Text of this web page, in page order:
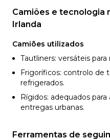
Camiões e tecnologia
Irlanda
Camiões utilizados
Tautliners: versáteis
Frigoríficos: controlo de
refrigerados.
Rígidos: adequados
entregas urbanas.
Ferramentas de